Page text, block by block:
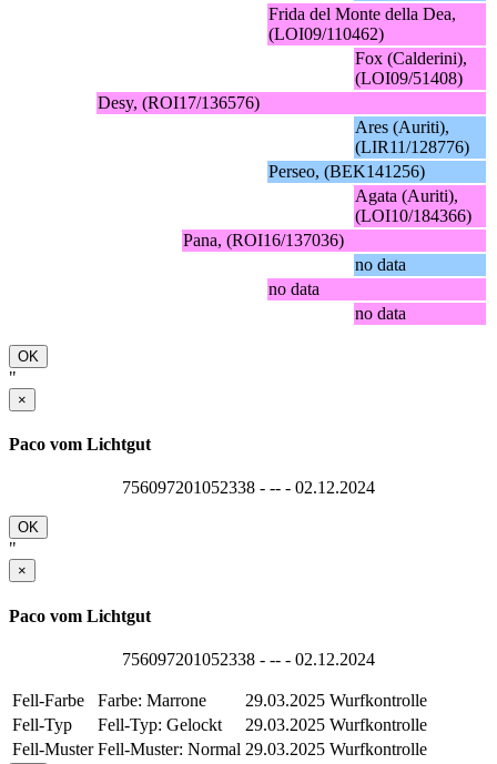
Frida del Monte della Dea,
(LOI09/110462)
Fox (Calderini),
(LOI09/51408)
Desy, (ROI17/136576)
Ares (Auriti),
(LIR11/128776)
Perseo, (BEK141256)
Agata (Auriti),
(LOI10/184366)
Pana, (ROI16/137036)
no data
no data
no data
OK
"
×
Paco vom Lichtgut
756097201052338 - -- - 02.12.2024
OK
"
×
Paco vom Lichtgut
756097201052338 - -- - 02.12.2024
Fell-Farbe Farbe: Marrone 29.03.2025 Wurfkontrolle
Fell-Typ
Fell-Typ: Gelockt 29.03.2025 Wurfkontrolle
Fell-Muster Fell-Muster: Normal 29.03.2025 Wurfkontrolle